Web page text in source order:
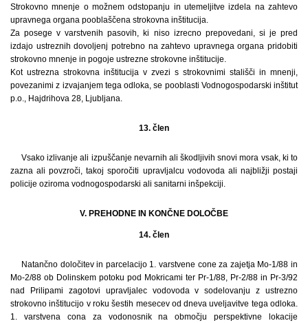
Strokovno mnenje o možnem odstopanju in utemeljitve izdela na zahtevo
upravnega organa pooblaščena strokovna inštitucija.
Za posege v varstvenih pasovih, ki niso izrecno prepovedani, si je pred
izdajo ustreznih dovoljenj potrebno na zahtevo upravnega organa pridobiti
strokovno mnenje in pogoje ustrezne strokovne inštitucije.
Kot ustrezna strokovna inštitucija v zvezi s strokovnimi stališči in mnenji,
povezanimi z izvajanjem tega odloka, se pooblasti Vodnogospodarski inštitut
p.o., Hajdrihova 28, Ljubljana.
13. člen
Vsako izlivanje ali izpuščanje nevarnih ali škodljivih snovi mora vsak, ki to
zazna ali povzroči, takoj sporočiti upravljalcu vodovoda ali najbližji postaji
policije oziroma vodnogospodarski ali sanitarni inšpekciji.
V. PREHODNE IN KONČNE DOLOČBE
14. člen
Natančno določitev in parcelacijo 1. varstvene cone za zajetja Mo-1/88 in
Mo-2/88 ob Dolinskem potoku pod Mokricami ter Pr-1/88, Pr-2/88 in Pr-3/92
nad Prilipami zagotovi upravljalec vodovoda v sodelovanju z ustrezno
strokovno inštitucijo v roku šestih mesecev od dneva uveljavitve tega odloka.
1. varstvena cona za vodonosnik na območju perspektivne lokacije